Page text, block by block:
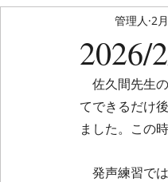
管理人 2
佐久間先生
てできるだけ
ました。この
発声練習で